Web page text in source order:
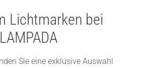
Lichtmarken bei
LAMPADA
Sie eine exklusive Auswahl